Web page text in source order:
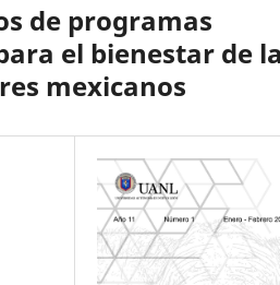
de programas
el bienestar de
mexicanos